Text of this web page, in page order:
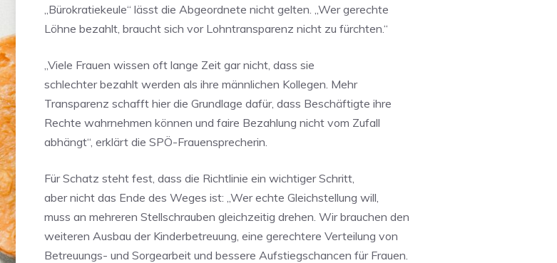
„Bürokratiekeule“ lässt die Abgeordnete nicht gelten. „Wer gerechte
Löhne bezahlt, braucht sich vor Lohntransparenz nicht zu fürchten.“
„Viele Frauen wissen oft lange Zeit gar nicht, dass sie
schlechter bezahlt werden als ihre männlichen Kollegen. Mehr
Transparenz schafft hier die Grundlage dafür, dass Beschäftigte ihre
Rechte wahrnehmen können und faire Bezahlung nicht vom Zufall
abhängt“, erklärt die SPÖ-Frauensprecherin.
Für Schatz steht fest, dass die Richtlinie ein wichtiger Schritt,
aber nicht das Ende des Weges ist: „Wer echte Gleichstellung will,
muss an mehreren Stellschrauben gleichzeitig drehen. Wir brauchen den
weiteren Ausbau der Kinderbetreuung, eine gerechtere Verteilung von
Betreuungs- und Sorgearbeit und bessere Aufstiegschancen für Frauen.